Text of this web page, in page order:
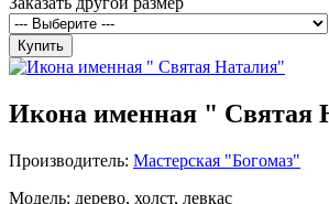
Купить
Икона именная " Святая
Производитель: Мастерская "Богомаз"
Модель: дерево, холст, левкас